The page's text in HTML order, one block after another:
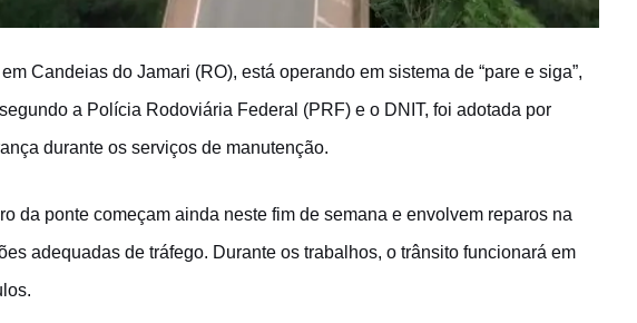
Candeias do Jamari (RO), está operando em sistema de “pare e siga”,
a Polícia Rodoviária Federal (PRF) e o DNIT, foi adotada por
durante os serviços de manutenção.
da ponte começam ainda neste fim de semana e envolvem reparos na
adequadas de tráfego. Durante os trabalhos, o trânsito funcionará em